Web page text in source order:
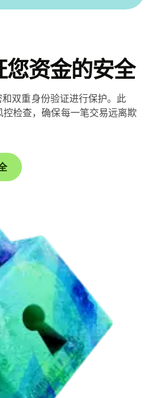
资金的安全
双重身份验证进行保护。此
检查，确保每一笔交易远离欺